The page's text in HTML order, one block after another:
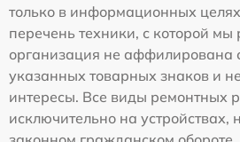
только в информационных
перечень техники, с которой
организация не аффилирована
указанных товарных знаков и
интересы. Все виды ремонтных
исключительно на устройствах,